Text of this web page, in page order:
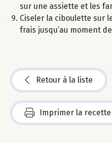
sur une assiette et les
Ciseler la ciboulette sur
frais jusqu’au moment
Retour à la liste
Imprimer la recette